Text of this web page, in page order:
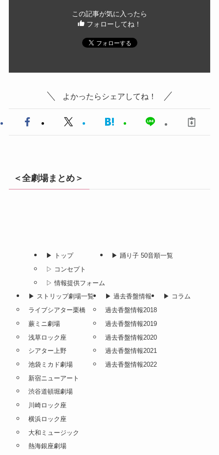
この記事が気に入ったら
フォローしてね！
よかったらシェアしてね！
＜全劇場まとめ＞
▶︎ トップ
▷ コンセプト
▷ 情報提供フォーム
▶︎ 踊り子 50音順一覧
▶︎ ストリップ劇場一覧
ライブシアター栗橋
蕨ミニ劇場
浅草ロック座
シアター上野
池袋ミカド劇場
新宿ニューアート
渋谷道頓堀劇場
川崎ロック座
横浜ロック座
大和ミュージック
熱海銀座劇場
▶︎ 過去香盤情報
過去香盤情報2018
過去香盤情報2019
過去香盤情報2020
過去香盤情報2021
過去香盤情報2022
▶︎ コラム